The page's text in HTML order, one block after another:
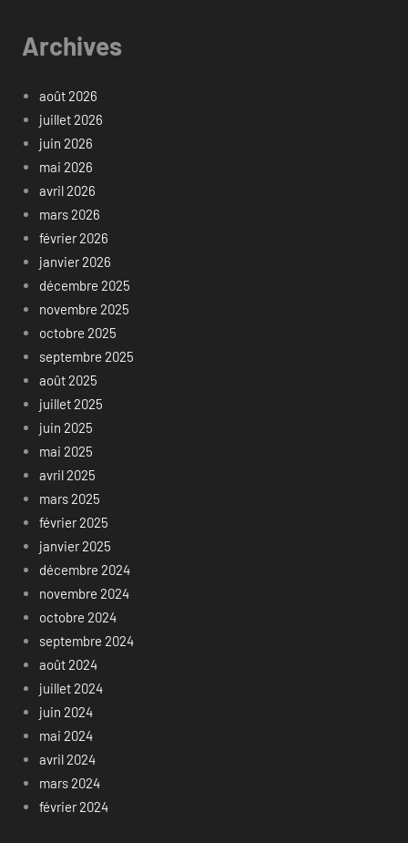
Archives
août 2026
juillet 2026
juin 2026
mai 2026
avril 2026
mars 2026
février 2026
janvier 2026
décembre 2025
novembre 2025
octobre 2025
septembre 2025
août 2025
juillet 2025
juin 2025
mai 2025
avril 2025
mars 2025
février 2025
janvier 2025
décembre 2024
novembre 2024
octobre 2024
septembre 2024
août 2024
juillet 2024
juin 2024
mai 2024
avril 2024
mars 2024
février 2024